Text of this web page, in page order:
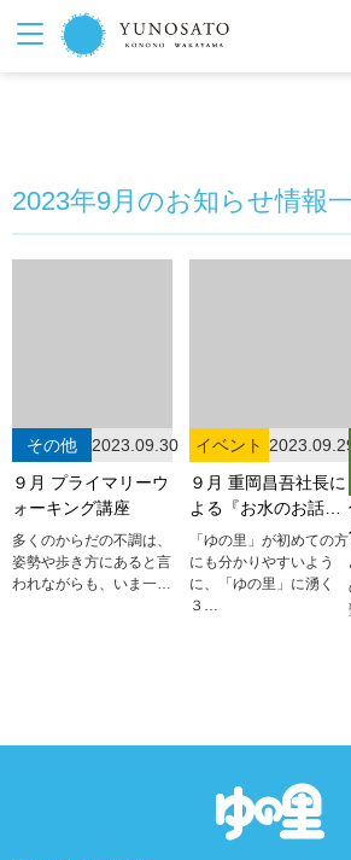
2023年9月のお知らせ情報
その他
2023.09.30
９月 プライマリーウ
ォーキング講座
多くのからだの不調は、
姿勢や歩き方にあると言
われながらも、いま一…
イベント 2023.09.29
９月 重岡昌吾社長に
よる『お水のお話…
「ゆの里」が初めての方
にも分かりやすいよう
に、「ゆの里」に湧く
３…